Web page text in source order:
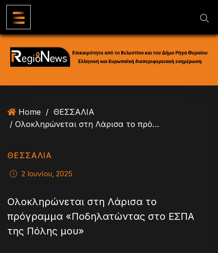
Home / ΘΕΣΣΑΛΙΑ
/ Ολοκληρώνεται στη Λάρισα το πρόγραμμα «Ποδηλατώντας στο ΕΣΠΑ της Πόλης μου»
ΘΕΣΣΑΛΙΑ
2 Ιουνίου, 2025
Ολοκληρώνεται στη Λάρισα το
πρόγραμμα «Ποδηλατώντας στο ΕΣΠΑ
της Πόλης μου»